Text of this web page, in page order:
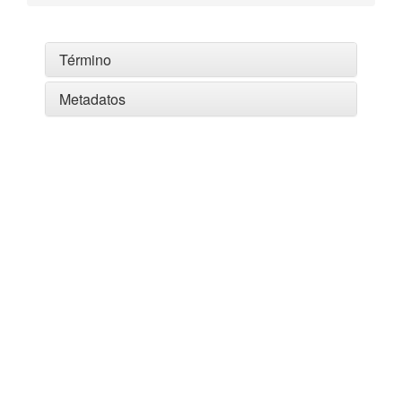
Término
Metadatos